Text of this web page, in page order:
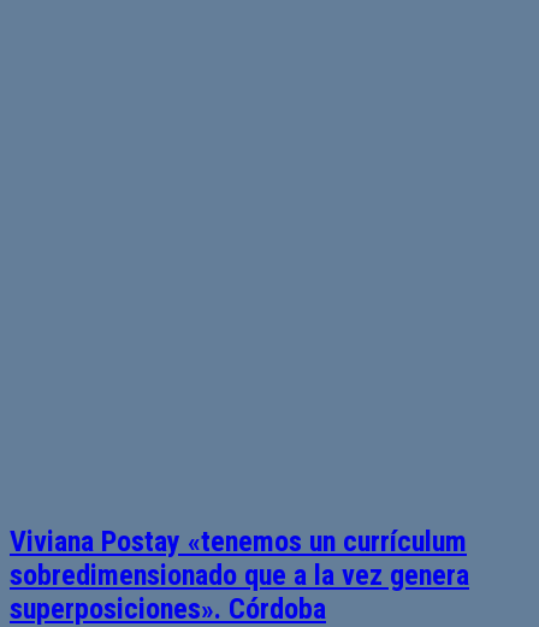
Viviana Postay «tenemos un currículum
sobredimensionado que a la vez genera
superposiciones». Córdoba